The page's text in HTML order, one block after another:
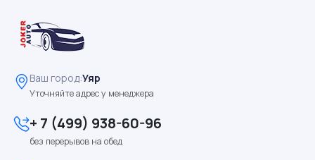
Ваш город:Уяр
Уточняйте адрес у менеджера
+ 7 (499) 938-60-96
без перерывов на обед